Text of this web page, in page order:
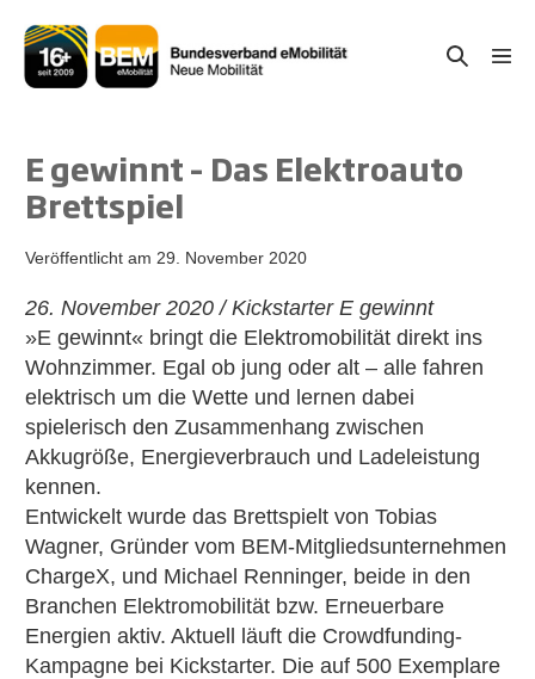
Inhalt
springen
Suche-
E gewinnt – Das Elektroauto
Brettspiel
Veröffentlicht am 29. November 2020
26. November 2020 / Kickstarter E gewinnt
»E gewinnt« bringt die Elektromobilität direkt ins
Wohnzimmer. Egal ob jung oder alt – alle fahren
elektrisch um die Wette und lernen dabei
spielerisch den Zusammenhang zwischen
Akkugröße, Energieverbrauch und Ladeleistung
kennen.
Entwickelt wurde das Brettspielt von Tobias
Wagner, Gründer vom BEM-Mitgliedsunternehmen
ChargeX, und Michael Renninger, beide in den
Branchen Elektromobilität bzw. Erneuerbare
Energien aktiv. Aktuell läuft die Crowdfunding-
Kampagne bei Kickstarter. Die auf 500 Exemplare